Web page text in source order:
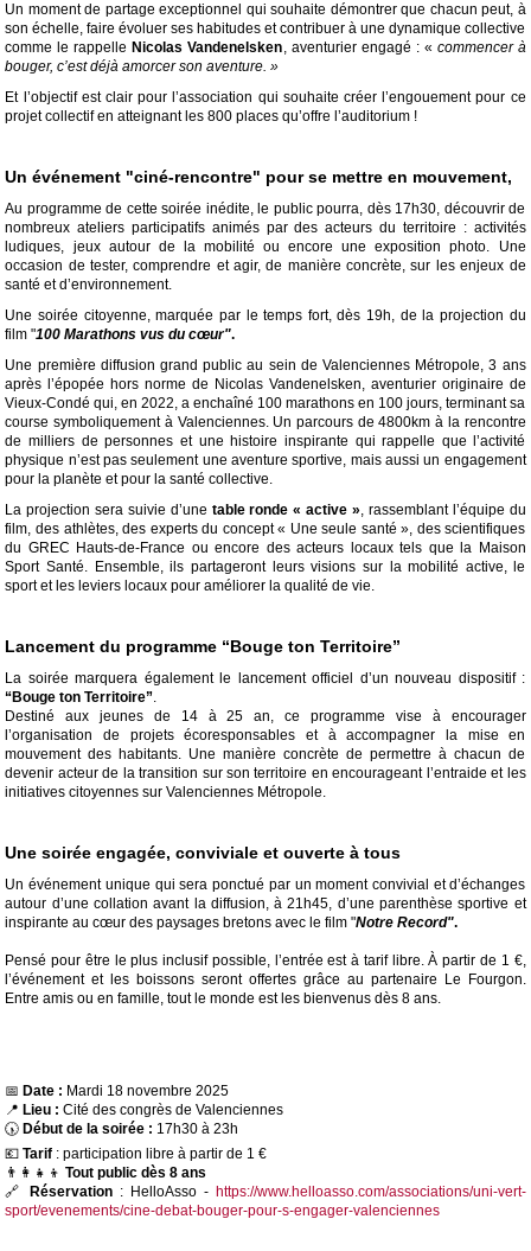
Un moment de partage exceptionnel qui souhaite démontrer que chacun peut, à
son échelle, faire évoluer ses habitudes et contribuer à une dynamique collective
comme le rappelle Nicolas Vandenelsken, aventurier engagé : « commencer à
bouger, c’est déjà amorcer son aventure. »
Et l’objectif est clair pour l’association qui souhaite créer l’engouement pour ce
projet collectif en atteignant les 800 places qu’offre l’auditorium !
Un événement "ciné-rencontre" pour se mettre en mouvement,
Au programme de cette soirée inédite, le public pourra, dès 17h30, découvrir de
nombreux ateliers participatifs animés par des acteurs du territoire : activités
ludiques, jeux autour de la mobilité ou encore une exposition photo. Une
occasion de tester, comprendre et agir, de manière concrète, sur les enjeux de
santé et d’environnement.
Une soirée citoyenne, marquée par le temps fort, dès 19h, de la projection du
film "100 Marathons vus du cœur".
Une première diffusion grand public au sein de Valenciennes Métropole, 3 ans
après l’épopée hors norme de Nicolas Vandenelsken, aventurier originaire de
Vieux-Condé qui, en 2022, a enchaîné 100 marathons en 100 jours, terminant sa
course symboliquement à Valenciennes. Un parcours de 4800km à la rencontre
de milliers de personnes et une histoire inspirante qui rappelle que l’activité
physique n’est pas seulement une aventure sportive, mais aussi un engagement
pour la planète et pour la santé collective.
La projection sera suivie d’une table ronde « active », rassemblant l’équipe du
film, des athlètes, des experts du concept « Une seule santé », des scientifiques
du GREC Hauts-de-France ou encore des acteurs locaux tels que la Maison
Sport Santé. Ensemble, ils partageront leurs visions sur la mobilité active, le
sport et les leviers locaux pour améliorer la qualité de vie.
Lancement du programme “Bouge ton Territoire”
La soirée marquera également le lancement officiel d’un nouveau dispositif :
“Bouge ton Territoire”.
Destiné aux jeunes de 14 à 25 an, ce programme vise à encourager
l’organisation de projets écoresponsables et à accompagner la mise en
mouvement des habitants. Une manière concrète de permettre à chacun de
devenir acteur de la transition sur son territoire en encourageant l’entraide et les
initiatives citoyennes sur Valenciennes Métropole.
Une soirée engagée, conviviale et ouverte à tous
Un événement unique qui sera ponctué par un moment convivial et d’échanges
autour d’une collation avant la diffusion, à 21h45, d’une parenthèse sportive et
inspirante au cœur des paysages bretons avec le film "Notre Record".
Pensé pour être le plus inclusif possible, l’entrée est à tarif libre. À partir de 1 €,
l’événement et les boissons seront offertes grâce au partenaire Le Fourgon.
Entre amis ou en famille, tout le monde est les bienvenus dès 8 ans.
📅 Date : Mardi 18 novembre 2025
📍 Lieu : Cité des congrès de Valenciennes
🕠 Début de la soirée : 17h30 à 23h
💶Tarif : participation libre à partir de 1 €
👨‍👩‍👧‍👦Tout public dès 8 ans
🔗
Réservation : HelloAsso - https://www.helloasso.com/associations/uni-vert-
sport/evenements/cine-debat-bouger-pour-s-engager-valenciennes